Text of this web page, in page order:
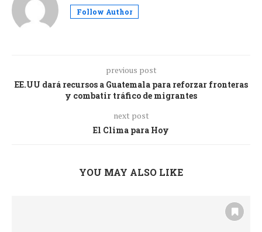
Follow Author
previous post
EE.UU dará recursos a Guatemala para reforzar fronteras
y combatir tráfico de migrantes
next post
El Clima para Hoy
YOU MAY ALSO LIKE